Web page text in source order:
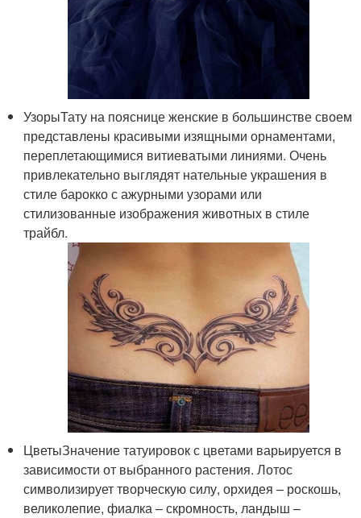
УзорыТату на пояснице женские в большинстве своем
представлены красивыми изящными орнаментами,
переплетающимися витиеватыми линиями. Очень
привлекательно выглядят нательные украшения в
стиле барокко с ажурными узорами или
стилизованные изображения животных в стиле
трайбл.
ЦветыЗначение татуировок с цветами варьируется в
зависимости от выбранного растения. Лотос
символизирует творческую силу, орхидея – роскошь,
великолепие, фиалка – скромность, ландыш –